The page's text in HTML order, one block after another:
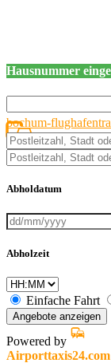
Hausnummer
bochum-
Abholdatum
Abholzeit
Einfache Fahrt
Angebote anzeigen
Powered by
Airporttaxis24.com